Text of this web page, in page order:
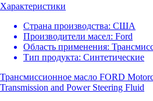
Характеристики
Страна производства: США
Производители масел: Ford
Область применения:
Тип продукта: Синтетические
Трансмиссионное масло FORD
Transmission and Power Steering Fluid